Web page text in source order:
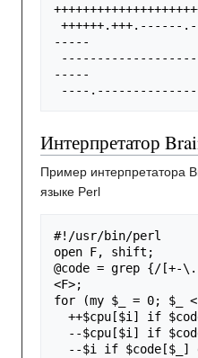
++++++.+++. ------ .
-----
-----
---- .
Интерпретатор
Пример интерпретатора
языке Perl
#!/usr/bin/perl
open F, shift ;
@code = grep {/[+-
<F>;
for
(my $_ = 0; $_ <
++$cpu [$i ] if
--$cpu [$i ] if
--$i if $code [$_ ]